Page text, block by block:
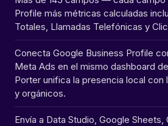
Profile más métricas calculadas
Totales, Llamadas Telefónicas y
Conecta Google Business Profile
Meta Ads en el mismo dashboard
Porter unifica la presencia local con
y orgánicos.
Envía a Data Studio, Google Sheets,